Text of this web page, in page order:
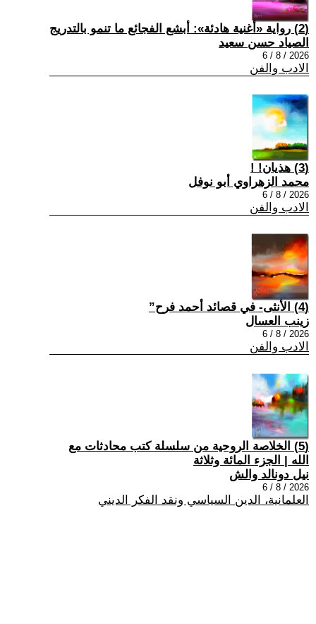
(2) رواية «أغنية هادئة»: أبشع الفجائع ما تنمو بالتدريج
الصياد حسن سعيد
2026 / 8 / 6
الادب والفن
(3) هذيان! !
محمد الزهراوي أبو نوفل
2026 / 8 / 6
الادب والفن
(4) الأنثى- في قصائد أحمد فرح”
زينب العسال
2026 / 8 / 6
الادب والفن
(5) الخلاصة الروحية من سلسلة كتب محادثات مع
الله | الجزء المائة وثلاثة
نيل دونالد والش
2026 / 8 / 6
العلمانية، الدين السياسي ونقد الفكر الديني